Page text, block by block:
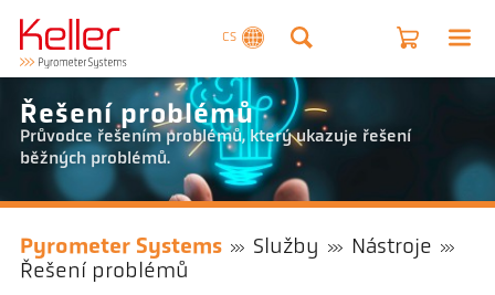
CS
Řešení problémů
Průvodce řešením problémů, který ukazuje řešení
běžných problémů.
Pyrometer Systems Služby
Nástroje
Řešení problémů